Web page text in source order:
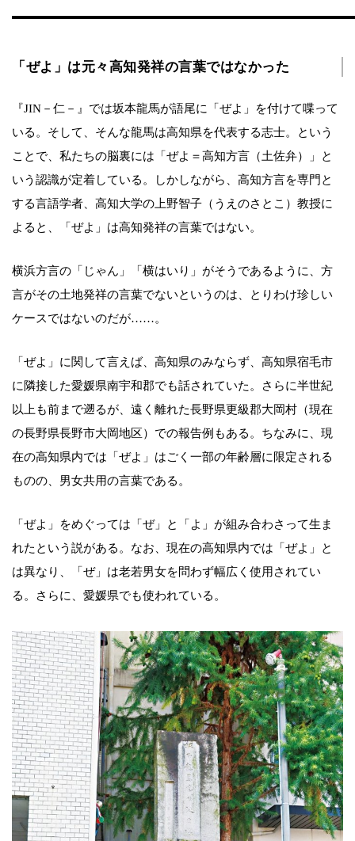
「ぜよ」は元々高知発祥の言葉ではなかった
『JIN－仁－』では坂本龍馬が語尾に「ぜよ」を付けて喋って
いる。そして、そんな龍馬は高知県を代表する志士。という
ことで、私たちの脳裏には「ぜよ＝高知方言（土佐弁）」と
いう認識が定着している。しかしながら、高知方言を専門と
する言語学者、高知大学の上野智子（うえのさとこ）教授に
よると、「ぜよ」は高知発祥の言葉ではない。
横浜方言の「じゃん」「横はいり」がそうであるように、方
言がその土地発祥の言葉でないというのは、とりわけ珍しい
ケースではないのだが……。
「ぜよ」に関して言えば、高知県のみならず、高知県宿毛市
に隣接した愛媛県南宇和郡でも話されていた。さらに半世紀
以上も前まで遡るが、遠く離れた長野県更級郡大岡村（現在
の長野県長野市大岡地区）での報告例もある。ちなみに、現
在の高知県内では「ぜよ」はごく一部の年齢層に限定される
ものの、男女共用の言葉である。
「ぜよ」をめぐっては「ぜ」と「よ」が組み合わさって生ま
れたという説がある。なお、現在の高知県内では「ぜよ」と
は異なり、「ぜ」は老若男女を問わず幅広く使用されてい
る。さらに、愛媛県でも使われている。